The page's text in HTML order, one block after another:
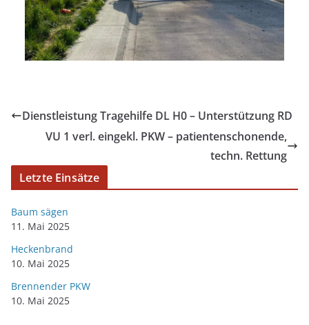
Dienstleistung Tragehilfe DL H0 – Unterstützung RD
VU 1 verl. eingekl. PKW – patientenschonende,
techn. Rettung
Letzte Einsätze
Baum sägen
11. Mai 2025
Heckenbrand
10. Mai 2025
Brennender PKW
10. Mai 2025